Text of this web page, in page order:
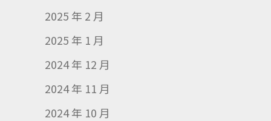
2025 年 2 月
2025 年 1 月
2024 年 12 月
2024 年 11 月
2024 年 10 月